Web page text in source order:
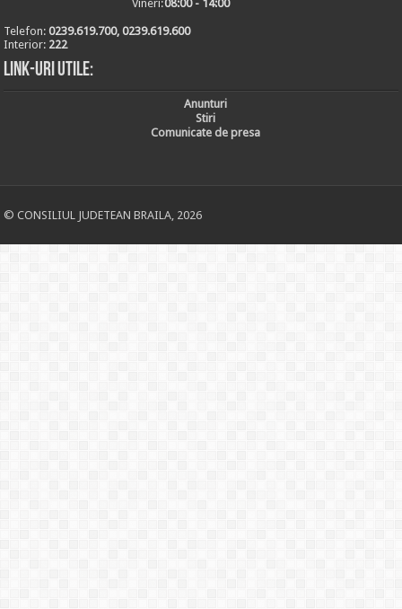
Vineri:08:00 - 14:00
Telefon:0239.619.700, 0239.619.600
Interior: 222
Link-uri utile:
Anunturi
Stiri
Comunicate de presa
© CONSILIUL JUDETEAN BRAILA, 2026